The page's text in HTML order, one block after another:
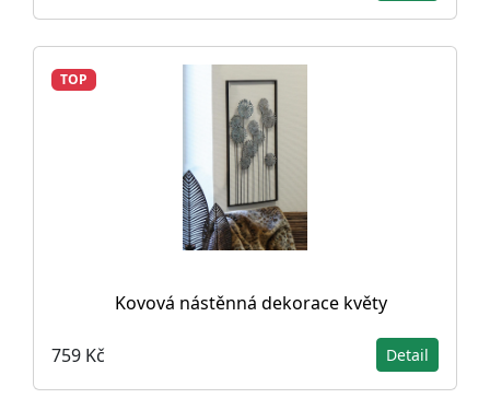
TOP
Kovová nástěnná dekorace květy
759 Kč Detail